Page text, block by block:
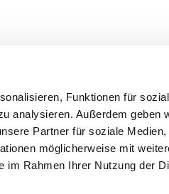
Funktionen für
analysieren. Außerdem geben
Partner für soziale Medien,
möglicherweise mit
im Rahmen Ihrer Nutzung der